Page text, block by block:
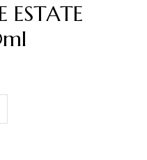
ESTATE